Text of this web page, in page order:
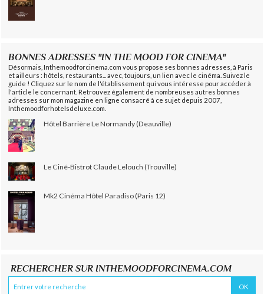
BONNES ADRESSES "IN THE MOOD FOR CINEMA"
Désormais, Inthemoodforcinema.com vous propose ses bonnes adresses, à Paris
et ailleurs : hôtels, restaurants... avec, toujours, un lien avec le cinéma. Suivez le
guide ! Cliquez sur le nom de l'établissement qui vous intéresse pour accéder à
l'article le concernant. Retrouvez également de nombreuses autres bonnes
adresses sur mon magazine en ligne consacré à ce sujet depuis 2007,
Inthemoodforhotelsdeluxe.com.
Hôtel Barrière Le Normandy (Deauville)
Le Ciné-Bistrot Claude Lelouch (Trouville)
Mk2 Cinéma Hôtel Paradiso (Paris 12)
RECHERCHER SUR INTHEMOODFORCINEMA.COM